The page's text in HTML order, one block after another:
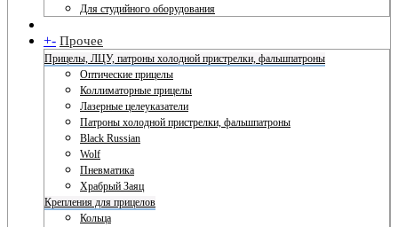
Для студийного оборудования
+- Прочее
Прицелы, ЛЦУ, патроны холодной пристрелки, фальшпатроны
Оптические прицелы
Коллиматорные прицелы
Лазерные целеуказатели
Патроны холодной пристрелки, фальшпатроны
Black Russian
Wolf
Пневматика
Храбрый Заяц
Крепления для прицелов
Кольца